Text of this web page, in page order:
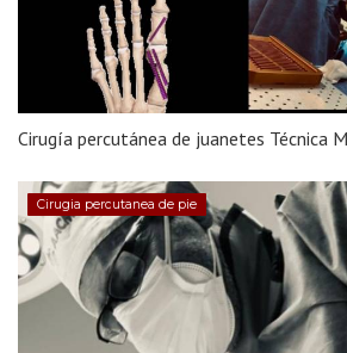
Cirugía percutánea de juanetes Técnica
Cirugia percutanea de pie